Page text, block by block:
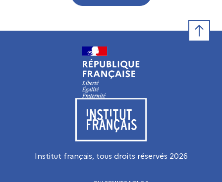
Visiter le site de l’Institut français
Institut français, tous droits réservés 2026